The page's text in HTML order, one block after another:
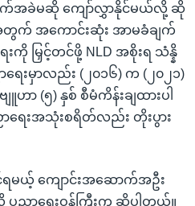
အခဲမဆို ကျော်လွှာနိုင်မယ်လို့ ဆို
တွက် အကောင်းဆုံး အာမခံချက်
းကို မြှင့်တင်ဖို့ NLD အစိုးရ သံန္နိ
ရေးမှာလည်း (၂၀၁၆) က (၂၀၂၁)
ာ (၅) နှစ် စီမံကိန်းချထားပါ
ရေးအသုံးစရိတ်လည်း တိုးပွား
မယ့် ကျောင်းအဆောက်အဦး
ပညာရေးဝန်ကြီးက ဆိုပါတယ်။